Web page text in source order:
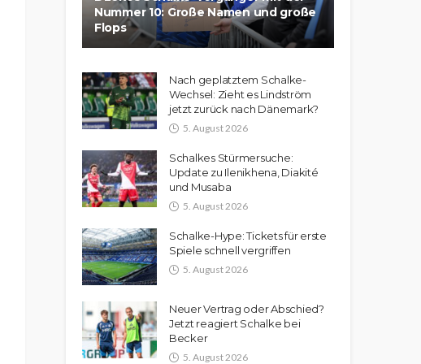
Nummer 10: Große Namen und große
Flops
Nach geplatztem Schalke-
Wechsel: Zieht es Lindström
jetzt zurück nach Dänemark?
5. August 2026
Schalkes Stürmersuche:
Update zu Ilenikhena, Diakité
und Musaba
5. August 2026
Schalke-Hype: Tickets für erste
Spiele schnell vergriffen
5. August 2026
Neuer Vertrag oder Abschied?
Jetzt reagiert Schalke bei
Becker
5. August 2026